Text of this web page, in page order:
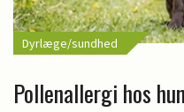
Dyrlæge/sundhed
Pollenallergi hos